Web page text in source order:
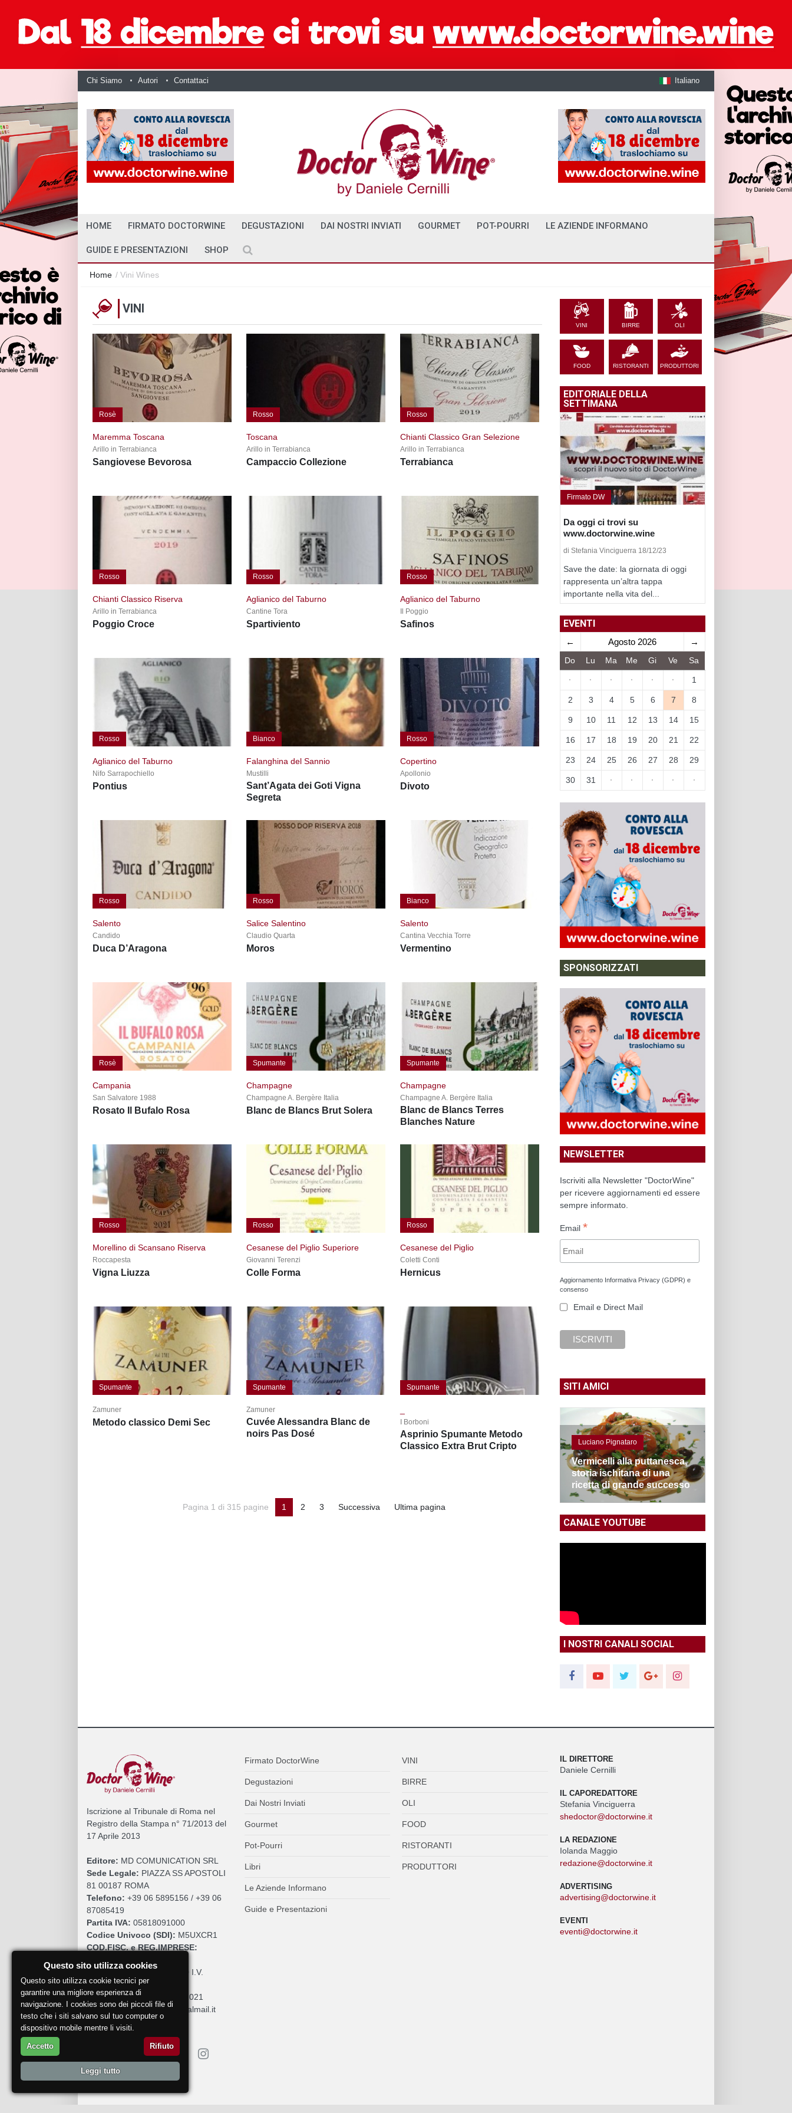
Chi Siamo Autori Contattaci Italiano
HOME FIRMATO DOCTORWINE DEGUSTAZIONI DAI NOSTRI INVIATI GOURMET POT-POURRI LE AZIENDE INFORMANO
GUIDE E PRESENTAZIONI SHOP
Home / Vini Wines
VINI
Rosè
Maremma Toscana
Arillo in Terrabianca
Sangiovese Bevorosa
Rosso
Toscana
Arillo in Terrabianca
Campaccio Collezione
Rosso
Chianti Classico Gran Selezione
Arillo in Terrabianca
Terrabianca
Rosso
Chianti Classico Riserva
Arillo in Terrabianca
Poggio Croce
Rosso
Aglianico del Taburno
Cantine Tora
Spartiviento
Rosso
Aglianico del Taburno
Il Poggio
Safinos
Rosso
Aglianico del Taburno
Nifo Sarrapochiello
Pontius
Bianco
Falanghina del Sannio
Mustilli
Sant’Agata dei Goti Vigna
Segreta
Rosso
Copertino
Apollonio
Divoto
Rosso
Salento
Candido
Duca D’Aragona
Rosso
Salice Salentino
Claudio Quarta
Moros
Bianco
Salento
Cantina Vecchia Torre
Vermentino
Rosè
Campania
San Salvatore 1988
Rosato Il Bufalo Rosa
Spumante
Champagne
Champagne A. Bergère Italia
Blanc de Blancs Brut Solera
Spumante
Champagne
Champagne A. Bergère Italia
Blanc de Blancs Terres
Blanches Nature
Rosso
Morellino di Scansano Riserva
Roccapesta
Vigna Liuzza
Rosso
Cesanese del Piglio Superiore
Giovanni Terenzi
Colle Forma
Rosso
Cesanese del Piglio
Coletti Conti
Hernicus
Spumante
Zamuner
Metodo classico Demi Sec
Spumante
Zamuner
Cuvée Alessandra Blanc de
noirs Pas Dosé
Spumante
I Borboni
Asprinio Spumante Metodo
Classico Extra Brut Cripto
Pagina 1 di 315 pagine 1 2 3 Successiva Ultima pagina
VINI BIRRE OLI
FOOD RISTORANTI PRODUTTORI
EDITORIALE DELLA
SETTIMANA
Firmato DW
Da oggi ci trovi su
www.doctorwine.wine
di Stefania Vinciguerra 18/12/23
Save the date: la giornata di oggi
rappresenta un’altra tappa
importante nella vita del...
EVENTI
← Agosto 2026 →
Do Lu Ma Me Gi Ve Sa
· · · · · · 1
2 3 4 5 6 7 8
9 10 11 12 13 14 15
16 17 18 19 20 21 22
23 24 25 26 27 28 29
30 31 · · · · ·
SPONSORIZZATI
NEWSLETTER
Iscriviti alla Newsletter "DoctorWine"
per ricevere aggiornamenti ed essere
sempre informato.
Email *
Aggiornamento Informativa Privacy (GDPR) e
consenso
Email e Direct Mail
SITI AMICI
Luciano Pignataro
Vermicelli alla puttanesca,
storia ischitana di una
ricetta di grande successo
CANALE YOUTUBE
I NOSTRI CANALI SOCIAL
Iscrizione al Tribunale di Roma nel
Registro della Stampa n° 71/2013 del
17 Aprile 2013
Editore: MD COMUNICATION SRL
Sede Legale: PIAZZA SS APOSTOLI
81 00187 ROMA
Telefono: +39 06 5895156 / +39 06
87085419
Partita IVA: 05818091000
Codice Univoco (SDI): M5UXCR1
COD.FISC. e REG.IMPRESE:
€. 10.200,00 I.V.
REA:RM 930252
Roc:36580 del 5 maggio 2021
Pec:mdcomunication@legalmail.it
Firmato DoctorWine
Degustazioni
Dai Nostri Inviati
Gourmet
Pot-Pourri
Libri
Le Aziende Informano
Guide e Presentazioni
VINI
BIRRE
OLI
FOOD
RISTORANTI
PRODUTTORI
IL DIRETTORE
Daniele Cernilli
IL CAPOREDATTORE
Stefania Vinciguerra
shedoctor@doctorwine.it
LA REDAZIONE
Iolanda Maggio
redazione@doctorwine.it
ADVERTISING
advertising@doctorwine.it
EVENTI
eventi@doctorwine.it
Questo sito utilizza cookies
Questo sito utilizza cookie tecnici per
garantire una migliore esperienza di
navigazione. I cookies sono dei piccoli file di
testo che i siti salvano sul tuo computer o
dispositivo mobile mentre li visiti.
Accetto Rifiuto
Leggi tutto